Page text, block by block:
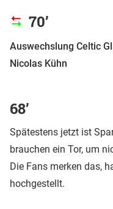
70’
Auswechslung Celtic
Nicolas Kühn
68’
Spätestens jetzt ist
brauchen ein Tor, um
Die Fans merken das,
hochgestellt.